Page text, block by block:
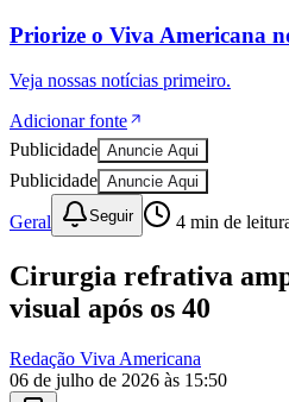
Sport
Priorize o Viva Americana
Veja nossas notícias primeiro.
Adicionar fonte
Publicidade Anuncie Aqui
Publicidade Anuncie Aqui
Geral Seguir 4 min de
Cirurgia refrativa
visual após os 40
Redação Viva Americana
06 de julho de 2026 às 15:50